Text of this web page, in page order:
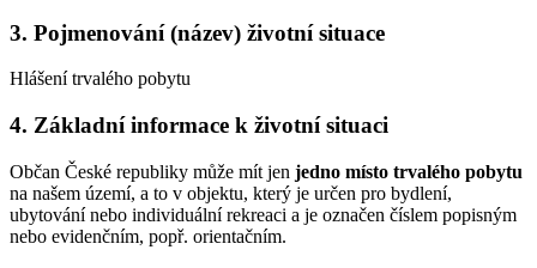
3. Pojmenování (název) životní situace
Hlášení trvalého pobytu
4. Základní informace k životní situaci
Občan České republiky může mít jen jedno místo trvalého pobytu
na našem území, a to v objektu, který je určen pro bydlení,
ubytování nebo individuální rekreaci a je označen číslem popisným
nebo evidenčním, popř. orientačním.